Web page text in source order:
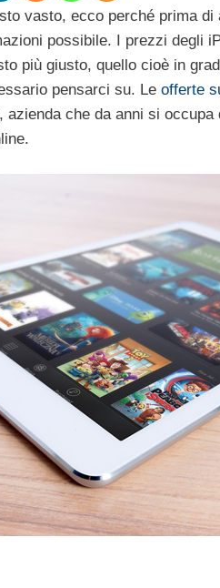
vasto, ecco perché prima
possibile. I prezzi degli
più giusto, quello cioè in
pensarci su. Le offerte
azienda che da anni si